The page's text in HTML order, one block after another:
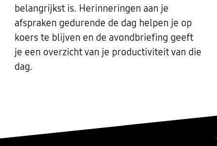
belangrijkst is. Herinneringen aan je
afspraken gedurende de dag helpen je op
koers te blijven en de avondbriefing geeft
je een overzicht van je productiviteit van die
dag.